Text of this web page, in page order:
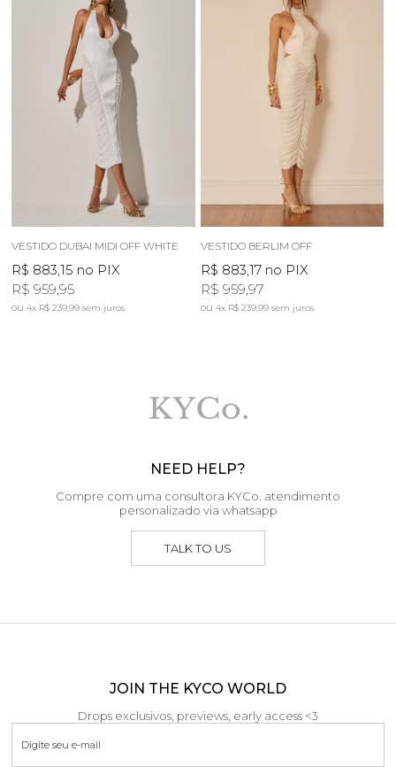
VESTIDO DUBAI MIDI OFF WHITE
R$ 883,15 no PIX
R$ 959,95
4x R$ 239,99sem juros
VESTIDO BERLIM OFF
R$ 883,17no PIX
R$ 959,97
4x R$ 239,99 sem juros
NEED HELP?
Compre com uma consultora KYCo. atendimento
personalizado via whatsapp
TALK TO US
JOIN THE KYCO WORLD
Drops exclusivos, previews, early access <3